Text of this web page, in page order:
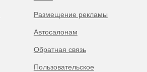
Размещение рекламы
Автосалонам
Обратная связь
Пользовательское